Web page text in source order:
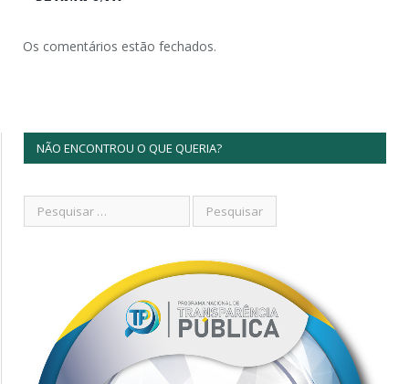
Os comentários estão fechados.
NÃO ENCONTROU O QUE QUERIA?